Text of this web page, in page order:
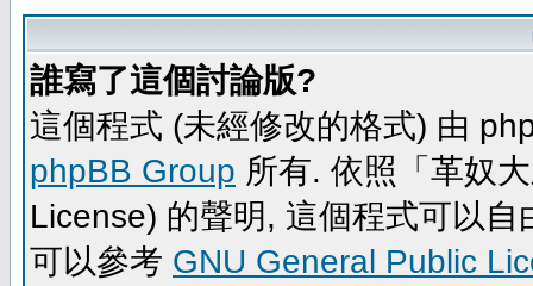
誰寫了這個討論版?
這個程式 (未經修改的格式) 由
phpBB Group 所有. 依照「革奴
License) 的聲明, 這個程式可以
可以參考 GNU General Public